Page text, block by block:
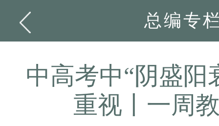
总编专
中高考中“阴盛阳
重视丨一周